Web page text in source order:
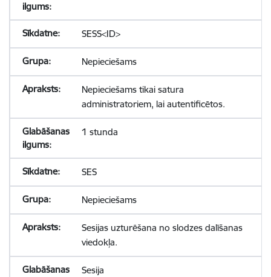
SESS<ID>
Nepieciešams
Nepieciešams tikai satura
administratoriem, lai autentificētos.
1 stunda
SES
Nepieciešams
Sesijas uzturēšana no slodzes dalīšanas
viedokļa.
Sesija